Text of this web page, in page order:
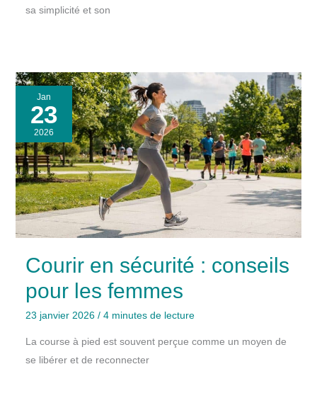
sa simplicité et son
Jan
23
2026
Courir en sécurité : conseils
pour les femmes
23 janvier 2026 / 4 minutes de lecture
La course à pied est souvent perçue comme un moyen de
se libérer et de reconnecter